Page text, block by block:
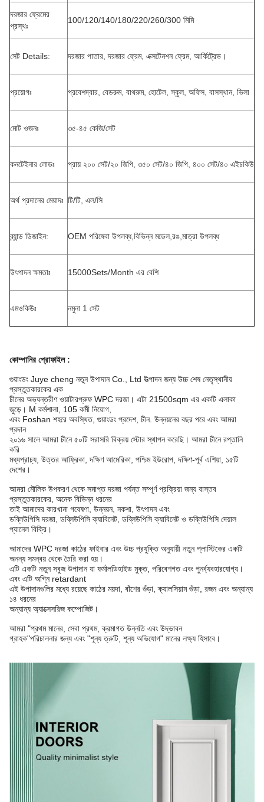
দরজার ফ্রেমের
প্রস্থঃ
100/120/140/180/220/260/300 মিমি
সেট Details: দরজার পাতার, দরজার ফ্রেম, এক্সটেনশন ফ্রেম, আর্কিট্রেভ।
প্রয়োগঃ প্রবেশদ্বার, বেডরুম, বাথরুম, হোটেল, স্কুল, অফিস, বাসস্থান, ভিলা
মোট ওজনঃ ৩৫-৪৫ কেজি/সেট
কনটেইনার লোডঃ প্রায় ২০০ সেট/২০ জিপি, ৩৫০ সেট/৪০ জিপি, ৪০০ সেট/৪০ এইচকিউ
অর্থ প্রদানের মেয়াদঃ টি/টি, এল/সি
ব্র্যান্ড ডিজাইন: OEM পরিষেবা উপলব্ধ,বিভিন্ন মডেল,রঙ,মাত্রা উপলব্ধ
উৎপাদন ক্ষমতাঃ 15000Sets/Month এর বেশি
এমওকিউঃ নমুনা 1 সেট
কোম্পানির প্রোফাইল :
গুয়াংডং Juye cheng নতুন উপাদান Co., Ltd উত্পাদন জন্য উচ্চ শেষ নেতৃস্থানীয়
প্রস্তুতকারকের এক
চীনের অভ্যন্তরীণ ওয়াটারপ্রুফ WPC দরজা। এটা 21500sqm এর একটি এলাকা
জুড়ে। M কর্মশালা, 105 কর্মী নিয়োগ,
এবং Foshan শহরে অবস্থিত, গুয়াংডং প্রদেশ, চীন. উন্নয়নের বছর পরে এবং আমরা
প্রদান
২০১৬ সালে আমরা চীনে ৫০টি সরাসরি বিক্রয় স্টোর স্থাপন করেছি। আমরা চীনে রপ্তানি
করি
মধ্যপ্রাচ্য, উত্তর আফ্রিকা, দক্ষিণ আমেরিকা, পশ্চিম ইউরোপ, দক্ষিণ-পূর্ব এশিয়া, ১৫টি
দেশের।
আমরা মৌলিক উপকরণ থেকে সমাপ্ত দরজা পর্যন্ত সম্পূর্ণ প্রক্রিয়া জন্য বাস্তব
প্রস্তুতকারকের, অনেক বিভিন্ন ধরনের
তাই আমাদের কারখানা গবেষণা, উন্নয়ন, নকশা, উৎপাদন এবং
ডব্লিউপিসি দরজা, ডব্লিউপিসি ক্যাবিনেট, ডব্লিউপিসি ক্যাবিনেট ও ডব্লিউপিসি দেয়াল
প্যানেল বিক্রি।
আমাদের WPC দরজা কাঠের ফাইবার এবং উচ্চ প্রযুক্তি অনুযায়ী নতুন প্লাস্টিকের একটি
অনন্য সমন্বয় থেকে তৈরি করা হয়।
এটি একটি নতুন সবুজ উপাদান যা ফর্মালডিহাইড মুক্ত, পরিবেশগত এবং পুনর্ব্যবহারযোগ্য।
এবং এটি অগ্নি retardant
এই উপাদানগুলির মধ্যে রয়েছে কাঠের ময়দা, বাঁশের গুঁড়া, ক্যালসিয়াম গুঁড়া, রজন এবং অন্যান্য
১৪ ধরনের
অন্যান্য অ্যাক্সেসরিজ কম্পোজিট।
আমরা "প্রথম মানের, সেবা প্রথম, ক্রমাগত উন্নতি এবং উদ্ভাবন
গ্রাহক"পরিচালনার জন্য এবং "শূন্য ত্রুটি, শূন্য অভিযোগ" মানের লক্ষ্য হিসাবে।